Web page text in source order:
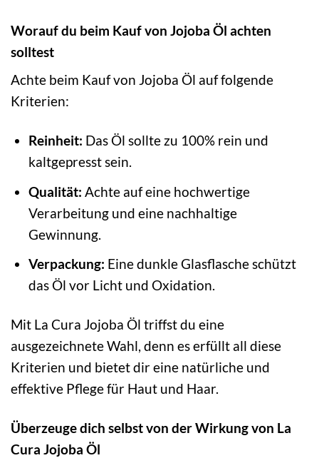
Worauf du beim Kauf von Jojoba Öl achten
solltest
Achte beim Kauf von Jojoba Öl auf folgende
Kriterien:
Reinheit: Das Öl sollte zu 100% rein und
kaltgepresst sein.
Qualität: Achte auf eine hochwertige
Verarbeitung und eine nachhaltige
Gewinnung.
Verpackung: Eine dunkle Glasflasche schützt
das Öl vor Licht und Oxidation.
Mit La Cura Jojoba Öl triffst du eine
ausgezeichnete Wahl, denn es erfüllt all diese
Kriterien und bietet dir eine natürliche und
effektive Pflege für Haut und Haar.
Überzeuge dich selbst von der Wirkung von La
Cura Jojoba Öl